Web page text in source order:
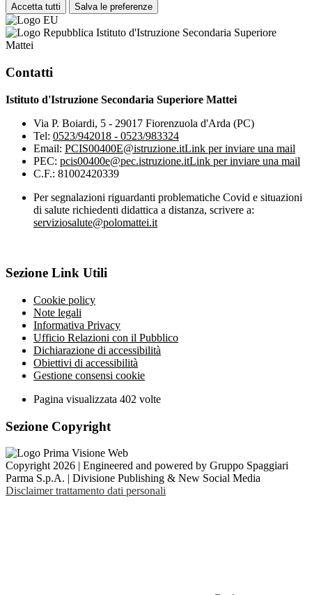
Accetta tutti Salva le preferenze
Istituto d'Istruzione Secondaria Superiore
Mattei
Contatti
Istituto d'Istruzione Secondaria Superiore Mattei
Via P. Boiardi, 5 - 29017 Fiorenzuola d'Arda (PC)
Tel: 0523/942018 - 0523/983324
Email: PCIS00400E@istruzione.itLink per inviare una mail
PEC: pcis00400e@pec.istruzione.itLink per inviare una mail
C.F.: 81002420339
Per segnalazioni riguardanti problematiche Covid e situazioni
di salute richiedenti didattica a distanza, scrivere a:
serviziosalute@polomattei.it
Sezione Link Utili
Cookie policy
Note legali
Informativa Privacy
Ufficio Relazioni con il Pubblico
Dichiarazione di accessibilità
Obiettivi di accessibilità
Gestione consensi cookie
Pagina visualizzata 402 volte
Sezione Copyright
Copyright 2026 | Engineered and powered by Gruppo Spaggiari
Parma S.p.A. | Divisione Publishing & New Social Media
Disclaimer trattamento dati personali